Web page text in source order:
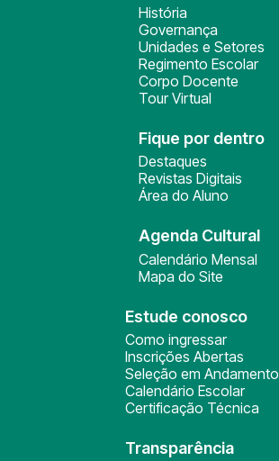
História
Governança
Unidades e Setores
Regimento Escolar
Corpo Docente
Tour Virtual
Fique por dentro
Destaques
Revistas Digitais
Área do Aluno
Agenda Cultural
Calendário Mensal
Mapa do Site
Estude conosco
Como ingressar
Inscrições Abertas
Seleção em Andamento
Calendário Escolar
Certificação Técnica
Transparência